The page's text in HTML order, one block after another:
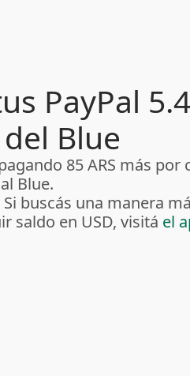
PayPal
Blue
85 ARS más por
Blue.
buscás una manera
saldo en USD, visitá el